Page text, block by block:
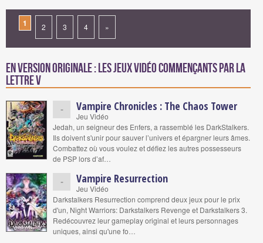
1 2 3 4 »
En version originale : Les jeux vidéo commençants par la
lettre V
- Vampire Chronicles : The Chaos Tower
Jeu Vidéo
Jedah, un seigneur des Enfers, a rassemblé les DarkStalkers.
Ils doivent s'unir pour sauver l’univers et épargner leurs âmes.
Combattez où vous voulez et défiez les autres possesseurs
de PSP lors d’af…
- Vampire Resurrection
Jeu Vidéo
Darkstalkers Resurrection comprend deux jeux pour le prix
d'un, Night Warriors: Darkstalkers Revenge et Darkstalkers 3.
Redécouvrez leur gameplay original et leurs personnages
uniques, ainsi qu'une fo…